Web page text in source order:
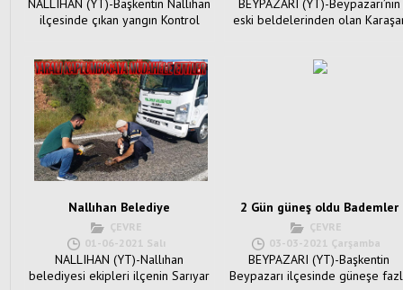
NALLIHAN (YT)-Başkentin Nallıhan
ilçesinde çıkan yangın Kontrol
BEYPAZARI (YT)-Beypazarı’nın
eski beldelerinden olan
Nallıhan Belediye
personelinden yaralı
Kaplumboğa duyarlılığı:
ÇEVRE
01-06-2021 Salı
NALLIHAN (YT)-Nallıhan
belediyesi ekipleri ilçenin Sarıyar
2 Gün güneş oldu Bademler
çiçek açtı:
ÇEVRE
03-03-2021 Çarşamba
BEYPAZARI (YT)-Başkentin
Beypazarı ilçesinde güneşe